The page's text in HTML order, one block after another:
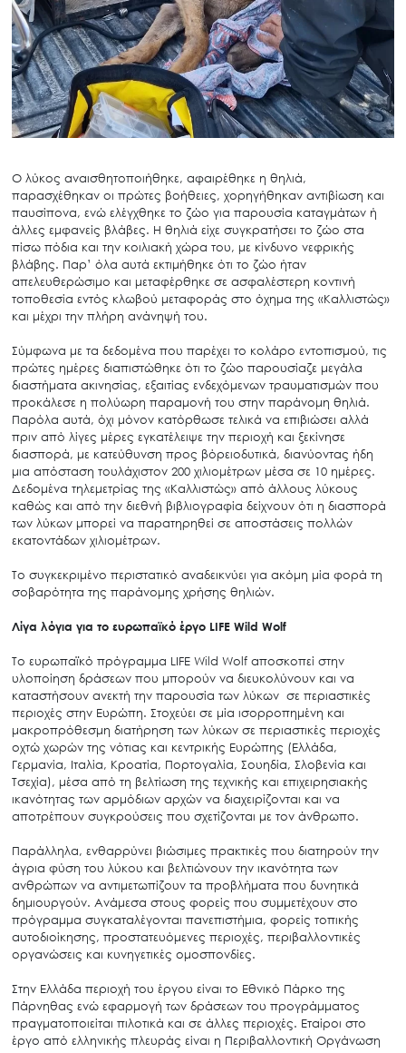
Search
Νέα – Δημοσιότητα
Άξονες δράσης
Μ.Δ.Π.Π.
Έργα
Επικοινωνία
Ο λύκος αναισθητοποιήθηκε, αφαιρέθηκε η θηλιά,
παρασχέθηκαν οι πρώτες βοήθειες, χορηγήθηκαν αντιβίωση και
παυσίπονα, ενώ ελέγχθηκε το ζώο για παρουσία καταγμάτων ή
άλλες εμφανείς βλάβες. Η θηλιά είχε συγκρατήσει το ζώο στα
πίσω πόδια και την κοιλιακή χώρα του, με κίνδυνο νεφρικής
βλάβης. Παρ’ όλα αυτά εκτιμήθηκε ότι το ζώο ήταν
απελευθερώσιμο και μεταφέρθηκε σε ασφαλέστερη κοντινή
τοποθεσία εντός κλωβού μεταφοράς στο όχημα της «Καλλιστώς»
και μέχρι την πλήρη ανάνηψή του.
Σύμφωνα με τα δεδομένα που παρέχει το κολάρο εντοπισμού, τις
πρώτες ημέρες διαπιστώθηκε ότι το ζώο παρουσίαζε μεγάλα
διαστήματα ακινησίας, εξαιτίας ενδεχόμενων τραυματισμών που
προκάλεσε η πολύωρη παραμονή του στην παράνομη θηλιά.
Παρόλα αυτά, όχι μόνον κατόρθωσε τελικά να επιβιώσει αλλά
πριν από λίγες μέρες εγκατέλειψε την περιοχή και ξεκίνησε
διασπορά, με κατεύθυνση προς βόρειοδυτικά, διανύοντας ήδη
μια απόσταση τουλάχιστον 200 χιλιομέτρων μέσα σε 10 ημέρες.
Δεδομένα τηλεμετρίας της «Καλλιστώς» από άλλους λύκους
καθώς και από την διεθνή βιβλιογραφία δείχνουν ότι η διασπορά
των λύκων μπορεί να παρατηρηθεί σε αποστάσεις πολλών
εκατοντάδων χιλιομέτρων.
Το συγκεκριμένο περιστατικό αναδεικνύει για ακόμη μία φορά τη
σοβαρότητα της παράνομης χρήσης θηλιών.
Λίγα λόγια για το ευρωπαϊκό έργο LIFE Wild Wolf
Το ευρωπαϊκό πρόγραμμα LIFE Wild Wolf αποσκοπεί στην
υλοποίηση δράσεων που μπορούν να διευκολύνουν και να
καταστήσουν ανεκτή την παρουσία των λύκων σε περιαστικές
περιοχές στην Ευρώπη. Στοχεύει σε μία ισορροπημένη και
μακροπρόθεσμη διατήρηση των λύκων σε περιαστικές περιοχές
οχτώ χωρών της νότιας και κεντρικής Ευρώπης (Ελλάδα,
Γερμανία, Ιταλία, Κροατία, Πορτογαλία, Σουηδία, Σλοβενία και
Τσεχία), μέσα από τη βελτίωση της τεχνικής και επιχειρησιακής
ικανότητας των αρμόδιων αρχών να διαχειρίζονται και να
αποτρέπουν συγκρούσεις που σχετίζονται με τον άνθρωπο.
Παράλληλα, ενθαρρύνει βιώσιμες πρακτικές που διατηρούν την
άγρια φύση του λύκου και βελτιώνουν την ικανότητα των
ανθρώπων να αντιμετωπίζουν τα προβλήματα που δυνητικά
δημιουργούν. Ανάμεσα στους φορείς που συμμετέχουν στο
πρόγραμμα συγκαταλέγονται πανεπιστήμια, φορείς τοπικής
αυτοδιοίκησης, προστατευόμενες περιοχές, περιβαλλοντικές
οργανώσεις και κυνηγετικές ομοσπονδίες.
Στην Ελλάδα περιοχή του έργου είναι το Εθνικό Πάρκο της
Πάρνηθας ενώ εφαρμογή των δράσεων του προγράμματος
πραγματοποιείται πιλοτικά και σε άλλες περιοχές. Εταίροι στο
έργο από ελληνικής πλευράς είναι η Περιβαλλοντική Οργάνωση